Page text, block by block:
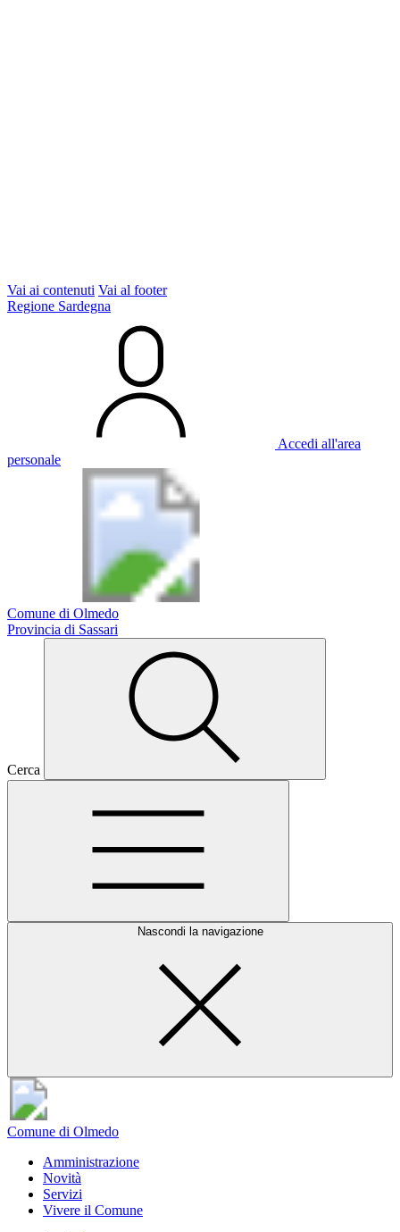
Vai ai contenuti Vai al footer
Regione Sardegna
Accedi all'area
personale
Comune di Olmedo
Provincia di Sassari
Cerca
Nascondi la navigazione
Comune di Olmedo
Amministrazione
Novità
Servizi
Vivere il Comune